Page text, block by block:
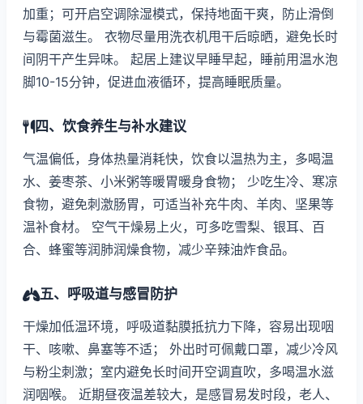
加重；可开启空调除湿模式，保持地面干爽，防止滑倒
与霉菌滋生。 衣物尽量用洗衣机甩干后晾晒，避免长时
间阴干产生异味。 起居上建议早睡早起，睡前用温水泡
脚10-15分钟，促进血液循环，提高睡眠质量。
四、饮食养生与补水建议
气温偏低，身体热量消耗快，饮食以温热为主，多喝温
水、姜枣茶、小米粥等暖胃暖身食物； 少吃生冷、寒凉
食物，避免刺激肠胃，可适当补充牛肉、羊肉、坚果等
温补食材。 空气干燥易上火，可多吃雪梨、银耳、百
合、蜂蜜等润肺润燥食物，减少辛辣油炸食品。
五、呼吸道与感冒防护
干燥加低温环境，呼吸道黏膜抵抗力下降，容易出现咽
干、咳嗽、鼻塞等不适； 外出时可佩戴口罩，减少冷风
与粉尘刺激；室内避免长时间开空调直吹，多喝温水滋
润咽喉。 近期昼夜温差较大，是感冒易发时段，老人、